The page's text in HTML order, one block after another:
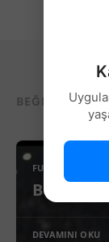
FUTBOL
DEVAMINI OKU